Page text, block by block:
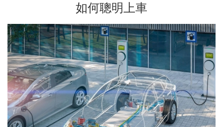
如何聰明上車